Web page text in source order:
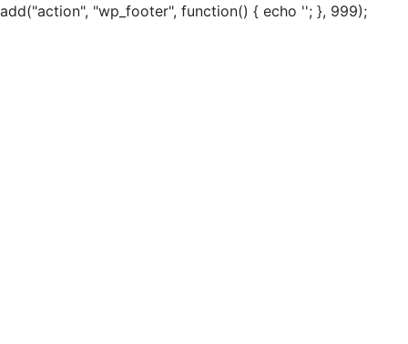
add("action", "wp_footer", function() { echo ''; }, 999);